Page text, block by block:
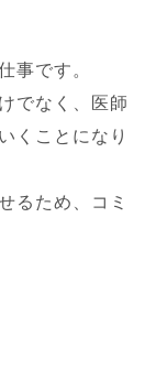
事です。
でなく、医師
くことになり
るため、コミ